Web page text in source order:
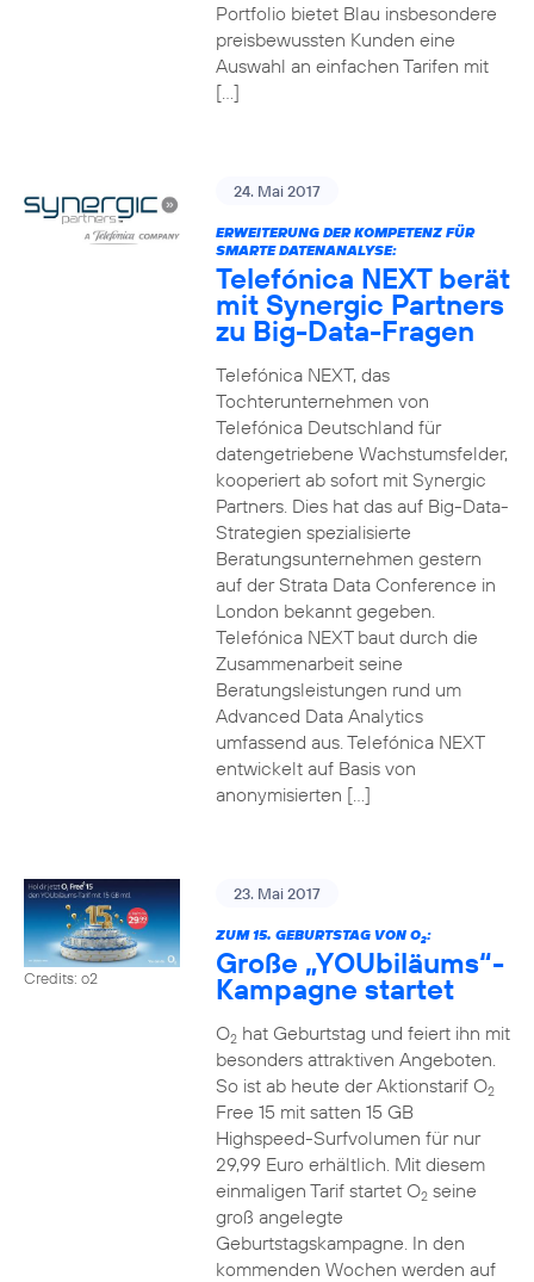
Portfolio bietet Blau insbesondere
preisbewussten Kunden eine
Auswahl an einfachen Tarifen mit
[…]
24. Mai 2017
ERWEITERUNG DER KOMPETENZ FÜR
SMARTE DATENANALYSE:
Telefónica NEXT berät
mit Synergic Partners
zu Big-Data-Fragen
Telefónica NEXT, das
Tochterunternehmen von
Telefónica Deutschland für
datengetriebene Wachstumsfelder,
kooperiert ab sofort mit Synergic
Partners. Dies hat das auf Big-Data-
Strategien spezialisierte
Beratungsunternehmen gestern
auf der Strata Data Conference in
London bekannt gegeben.
Telefónica NEXT baut durch die
Zusammenarbeit seine
Beratungsleistungen rund um
Advanced Data Analytics
umfassend aus. Telefónica NEXT
entwickelt auf Basis von
anonymisierten […]
Credits: o2
23. Mai 2017
ZUM 15. GEBURTSTAG VON O2:
Große „YOUbiläums“-
Kampagne startet
O2hat Geburtstag und feiert ihn mit
besonders attraktiven Angeboten.
So ist ab heute der Aktionstarif O2
Free 15 mit satten 15 GB
Highspeed-Surfvolumen für nur
29,99 Euro erhältlich. Mit diesem
einmaligen Tarif startet O2seine
groß angelegte
Geburtstagskampagne. In den
kommenden Wochen werden auf